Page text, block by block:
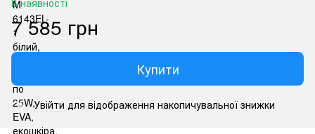
7 585 грн
Купити
% Увійти для відображення накопичувальної знижки